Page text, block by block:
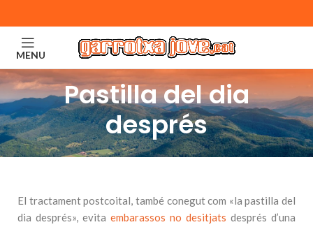
MENU
Pastilla del dia
després
El tractament postcoital, també conegut com «la pastilla del
dia després», evita embarassos no desitjats després d’una